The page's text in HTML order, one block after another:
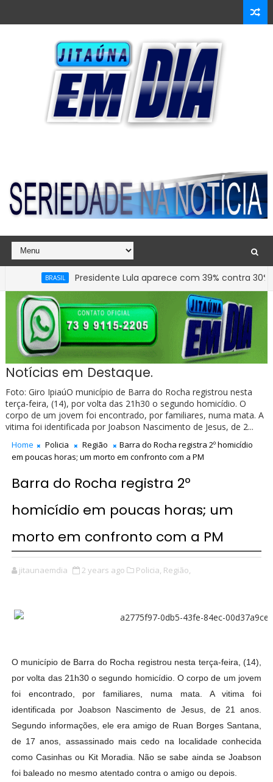
Presidente Lula aparece com 39% contra 30% de
EDUCAÇÃO Prefeitura de Jitaúna entrega novo Grupo
Notícias em Destaque.
Foto: Giro IpiaúO município de Barra do Rocha registrou nesta
terça-feira, (14), por volta das 21h30 o segundo homicídio. O
corpo de um jovem foi encontrado, por familiares, numa mata. A
vitima foi identificada por Joabson Nascimento de Jesus, de 2...
Home Policia Região
Barra do Rocha registra 2º homicídio
em poucas horas; um morto em confronto com a PM
Barra do Rocha registra 2º
homicídio em poucas horas; um
morto em confronto com a PM
jitaunaemdia 2 years ago Policia, Região,
O município de Barra do Rocha registrou nesta terça-feira, (14),
por volta das 21h30 o segundo homicídio. O corpo de um jovem
foi encontrado, por familiares, numa mata. A vitima foi
identificada por Joabson Nascimento de Jesus, de 21 anos.
Segundo informações, ele era amigo de Ruan Borges Santana,
de 17 anos, assassinado mais cedo na localidade conhecida
como Casinhas ou Kit Moradia. Não se sabe ainda se Joabson
foi baleado no mesmo atentado contra o amigo ou depois.